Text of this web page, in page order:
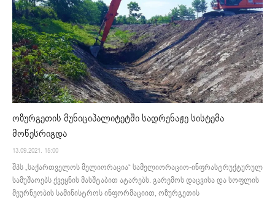
ოზურგეთის მუნიციპალიტეტში სადრენაჟე სისტემა
მოწესრიგდა
13.09.2021. 15:00
შპს „საქართველოს მელიორაცია“ სამელიორაციო-ინფრასტრუქტურულ
სამუშაოებს ქვეყნის მასშტაბით ატარებს. გარემოს დაცვისა და სოფლის
მეურნეობის სამინისტროს ინფორმაციით, ოზურგეთის